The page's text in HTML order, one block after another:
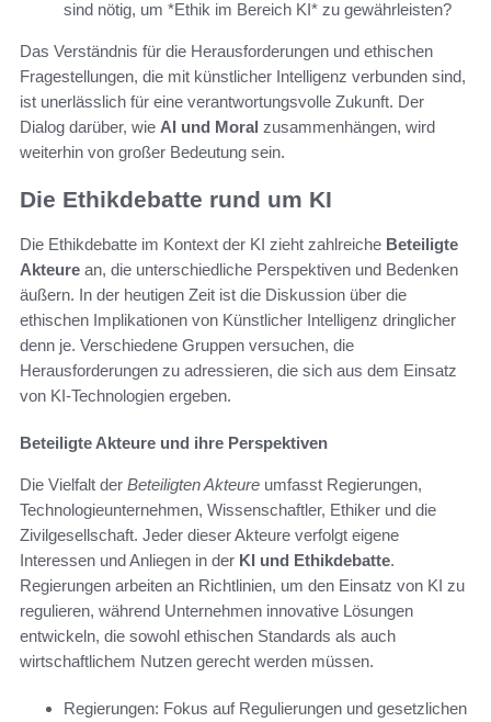
sind nötig, um *Ethik im Bereich KI* zu gewährleisten?
Das Verständnis für die Herausforderungen und ethischen
Fragestellungen, die mit künstlicher Intelligenz verbunden sind,
ist unerlässlich für eine verantwortungsvolle Zukunft. Der
Dialog darüber, wie AI und Moral zusammenhängen, wird
weiterhin von großer Bedeutung sein.
Die Ethikdebatte rund um KI
Die Ethikdebatte im Kontext der KI zieht zahlreiche Beteiligte
Akteure an, die unterschiedliche Perspektiven und Bedenken
äußern. In der heutigen Zeit ist die Diskussion über die
ethischen Implikationen von Künstlicher Intelligenz dringlicher
denn je. Verschiedene Gruppen versuchen, die
Herausforderungen zu adressieren, die sich aus dem Einsatz
von KI-Technologien ergeben.
Beteiligte Akteure und ihre Perspektiven
Die Vielfalt der Beteiligten Akteure umfasst Regierungen,
Technologieunternehmen, Wissenschaftler, Ethiker und die
Zivilgesellschaft. Jeder dieser Akteure verfolgt eigene
Interessen und Anliegen in der KI und Ethikdebatte.
Regierungen arbeiten an Richtlinien, um den Einsatz von KI zu
regulieren, während Unternehmen innovative Lösungen
entwickeln, die sowohl ethischen Standards als auch
wirtschaftlichem Nutzen gerecht werden müssen.
Regierungen: Fokus auf Regulierungen und gesetzlichen